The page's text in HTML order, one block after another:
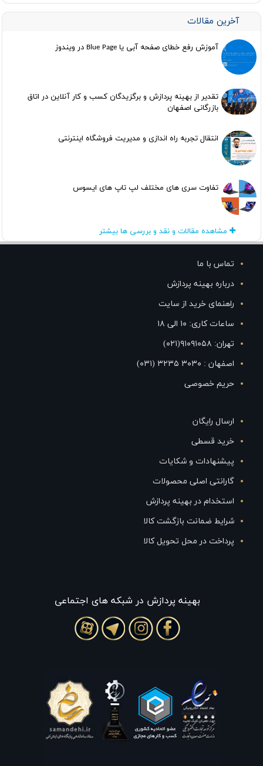
آخرین مقالات
آموزش رفع خطای صفحه آبی یا Blue Page در ویندوز
تقدیر از بهینه پردازش و برگزیدگان کسب و کار آنلاین در اتاق
بازرگانی اصفهان
انتقال تجربه راه اندازی و مدیریت فروشگاه اینترنتی
تفاوت سری های مختلف لپ تاپ های ایسوس
مشاهده مقالات و نقد و بررسی ها بیشتر
تماس با ما
درباره بهینه پردازش
راهنمای خرید از سایت
ساعات کاری: ۱۰ الی ۱۸
تهران: ۹۱۰۹۱۰۵۸(۰۲۱)
اصفهان : ۳۰۳۰ ۳۲۳۵ (۰۳۱)
حریم خصوصی
ارسال رایگان
خرید قسطی
پیشنهادات و شکایات
گارانتی اصلی محصولات
استخدام در بهینه پردازش
شرایط ضمانت بازگشت کالا
پرداخت در محل تحویل کالا
بهينه پردازش در شبکه های اجتماعی